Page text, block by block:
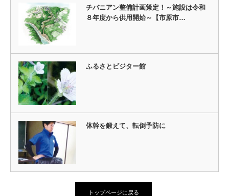
チバニアン整備計画策定！～施設は令和
８年度から供用開始～【市原市…
ふるさとビジター館
体幹を鍛えて、転倒予防に
トップページに戻る